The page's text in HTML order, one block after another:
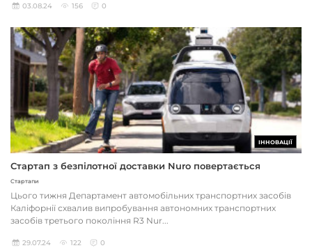
03.08.24 156 0
ІННОВАЦІЇ
Стартап з безпілотної доставки Nuro повертається
Стартапи
Цього тижня Департамент автомобільних транспортних засобів
Каліфорнії схвалив випробування автономних транспортних
засобів третього покоління R3 Nur...
29.07.24 122 0